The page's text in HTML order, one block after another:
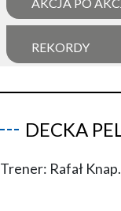
REKORDY
DECKA
Trener: Rafał